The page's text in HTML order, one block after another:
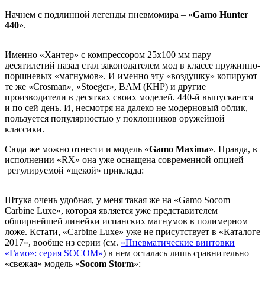
Начнем с подлинной легенды пневмомира – «Gamo Hunter
440».
Именно «Хантер» с компрессором 25х100 мм пару
десятилетий назад стал законодателем мод в классе пружинно-
поршневых «магнумов». И именно эту «воздушку» копируют
те же «Crosman», «Stoeger», BAM (КНР) и другие
производители в десятках своих моделей. 440-й выпускается
и по сей день. И, несмотря на далеко не модерновый облик,
пользуется популярностью у поклонников оружейной
классики.
Сюда же можно отнести и модель «Gamo Maxima». Правда, в
исполнении «RX» она уже оснащена современной опцией —
регулируемой «щекой» приклада:
Штука очень удобная, у меня такая же на «Gamo Socom
Carbine Luxe», которая является уже представителем
обширнейшей линейки испанских магнумов в полимерном
ложе. Кстати, «Carbine Luxe» уже не присутствует в «Каталоге
2017», вообще из серии (см. «Пневматические винтовки
«Гамо»: серия SOCOM») в нем осталась лишь сравнительно
«свежая» модель «Socom Storm»: